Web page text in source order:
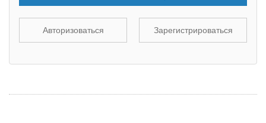
Авторизоваться Зарегистрироваться